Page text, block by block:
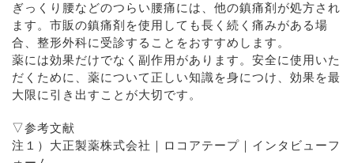
ぎっくり腰などのつらい腰痛には、他の鎮痛剤が処方され
ます。市販の鎮痛剤を使用しても長く続く痛みがある場
合、整形外科に受診することをおすすめします。
薬には効果だけでなく副作用があります。安全に使用いた
だくために、薬について正しい知識を身につけ、効果を最
大限に引き出すことが大切です。
▽参考文献
注１）大正製薬株式会社｜ロコアテープ｜インタビューフ